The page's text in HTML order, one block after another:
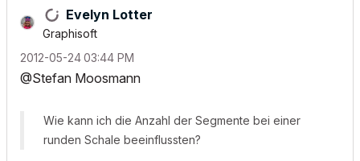
Evelyn Lotter
Graphisoft
‎2012-05-2403:44 PM
@Stefan Moosmann
Wie kann ich die Anzahl der Segmente bei einer
runden Schale beeinflussten?